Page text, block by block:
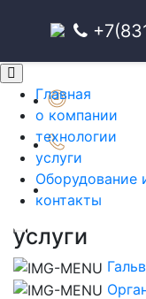
9:00-
Понедельник -
Бесплатная
Главная
о компании
технологии
услуги
Оборудование
контакты
услуги